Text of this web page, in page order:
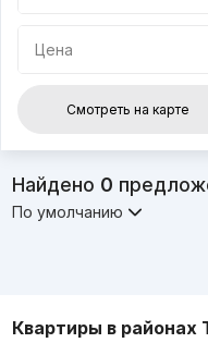
Цена
Смотреть на карте
Найдено 0
По умолчанию
Квартиры в районах